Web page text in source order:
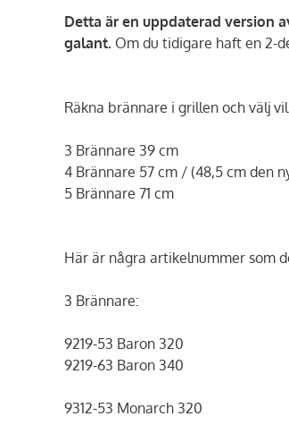
Detta är en uppdaterad version
galant. Om du tidigare haft en 2-
Räkna brännare i grillen och välj
3 Brännare 39 cm
4 Brännare 57 cm / (48,5 cm den
5 Brännare 71 cm
Här är några artikelnummer som
3 Brännare:
9219-53 Baron 320
9219-63 Baron 340
9312-53 Monarch 320